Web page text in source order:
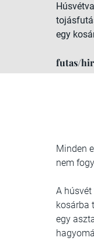
egy
futas/
Minden
nem
A
kosárba
egy